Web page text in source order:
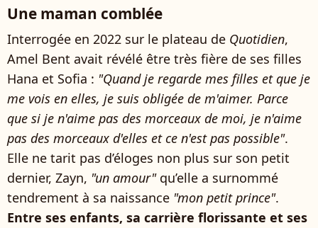
Une maman comblée
Interrogée en 2022 sur le plateau de Quotidien,
Amel Bent avait révélé être très fière de ses filles
Hana et Sofia : "Quand je regarde mes filles et que je
me vois en elles, je suis obligée de m'aimer. Parce
que si je n'aime pas des morceaux de moi, je n'aime
pas des morceaux d'elles et ce n'est pas possible".
Elle ne tarit pas d’éloges non plus sur son petit
dernier, Zayn, "un amour" qu’elle a surnommé
tendrement à sa naissance "mon petit prince".
Entre ses enfants, sa carrière florissante et ses